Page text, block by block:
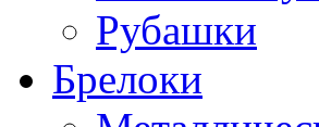
Рубашки
Брелоки